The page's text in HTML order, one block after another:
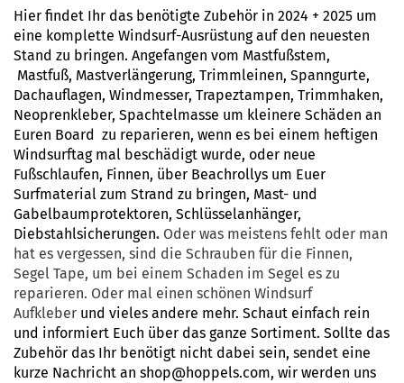
Hier findet Ihr das benötigte Zubehör in 2024 + 2025 um
eine komplette Windsurf-Ausrüstung auf den neuesten
Stand zu bringen. Angefangen vom Mastfußstem,
Mastfuß, Mastverlängerung, Trimmleinen, Spanngurte,
Dachauflagen, Windmesser, Trapeztampen, Trimmhaken,
Neoprenkleber, Spachtelmasse um kleinere Schäden an
Euren Board zu reparieren, wenn es bei einem heftigen
Windsurftag mal beschädigt wurde, oder neue
Fußschlaufen, Finnen, über Beachrollys um Euer
Surfmaterial zum Strand zu bringen, Mast- und
Gabelbaumprotektoren, Schlüsselanhänger,
Diebstahlsicherungen. Oder was meistens fehlt oder man
hat es vergessen, sind die Schrauben für die Finnen,
Segel Tape, um bei einem Schaden im Segel es zu
reparieren. Oder mal einen schönen Windsurf
Aufkleber und vieles andere mehr. Schaut einfach rein
und informiert Euch über das ganze Sortiment. Sollte das
Zubehör das Ihr benötigt nicht dabei sein, sendet eine
kurze Nachricht an shop@hoppels.com, wir werden uns